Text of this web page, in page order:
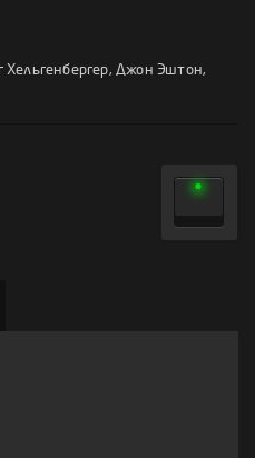
Хельгенбергер, Джон Эштон,